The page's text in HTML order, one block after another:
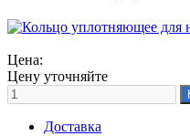
Цена:
Цену уточняйте
Доставка